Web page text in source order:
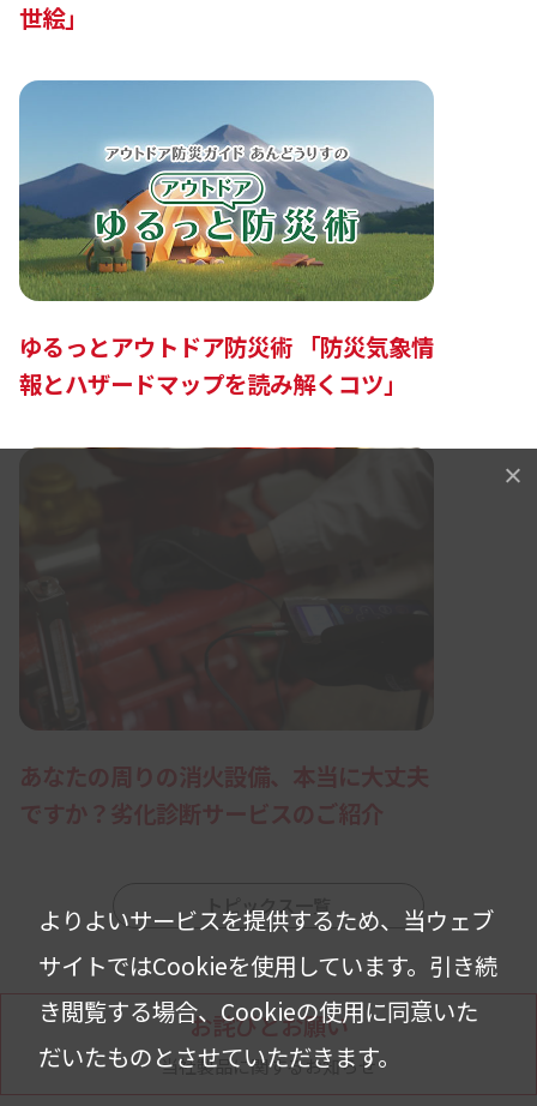
世絵」
ゆるっとアウトドア防災術 「防災気象情
報とハザードマップを読み解くコツ」
あなたの周りの消火設備、本当に大丈夫
ですか？劣化診断サービスのご紹介
トピックス一覧
お詫びとお願い
当社製品に関するお知らせ
よりよいサービスを提供するため、当ウェブ
サイトではCookieを使用しています。 引き続
き閲覧する場合、Cookieの使用に同意いた
だいたものとさせていただきます。